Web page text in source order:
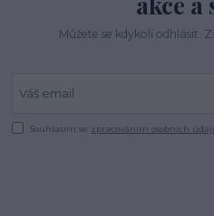
Můžete se kdykoli odhlásit.
Souhlasím se zpracováním osobních údajů